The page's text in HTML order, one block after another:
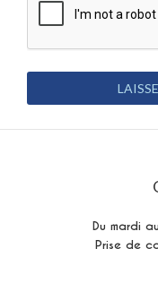
Du mardi
Prise de